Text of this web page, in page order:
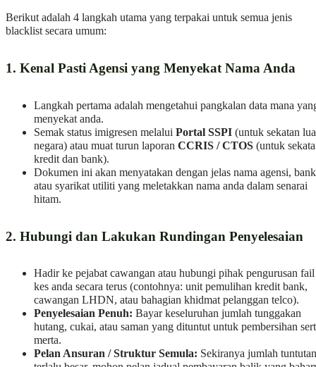
Berikut adalah 4 langkah utama yang terpakai untuk semua jenis
blacklist secara umum:
1. Kenal Pasti Agensi yang Menyekat Nama Anda
Langkah pertama adalah mengetahui pangkalan data mana
menyekat anda.
Semak status imigresen melalui Portal SSPI (untuk sekatan
negara) atau muat turun laporan CCRIS / CTOS (untuk
kredit dan bank).
Dokumen ini akan menyatakan dengan jelas nama agensi,
atau syarikat utiliti yang meletakkan nama anda dalam senarai
hitam.
2. Hubungi dan Lakukan Rundingan Penyelesaian
Hadir ke pejabat cawangan atau hubungi pihak pengurusan fail
kes anda secara terus (contohnya: unit pemulihan kredit bank,
cawangan LHDN, atau bahagian khidmat pelanggan telco).
Penyelesaian Penuh: Bayar keseluruhan jumlah tunggakan
hutang, cukai, atau saman yang dituntut untuk pembersihan
merta.
Pelan Ansuran / Struktur Semula: Sekiranya jumlah tuntutan